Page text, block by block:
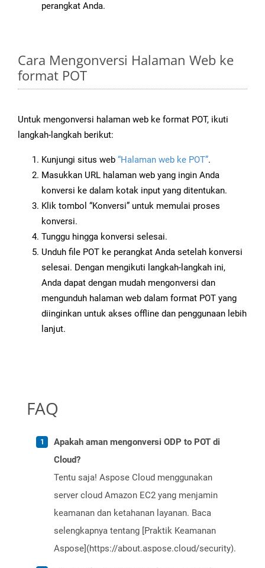
perangkat Anda.
Cara Mengonversi Halaman Web ke
format POT
Untuk mengonversi halaman web ke format POT, ikuti
langkah-langkah berikut:
Kunjungi situs web “Halaman web ke POT”.
Masukkan URL halaman web yang ingin Anda
konversi ke dalam kotak input yang ditentukan.
Klik tombol “Konversi” untuk memulai proses
konversi.
Tunggu hingga konversi selesai.
Unduh file POT ke perangkat Anda setelah konversi
selesai. Dengan mengikuti langkah-langkah ini,
Anda dapat dengan mudah mengonversi dan
mengunduh halaman web dalam format POT yang
diinginkan untuk akses offline dan penggunaan lebih
lanjut.
FAQ
Apakah aman mengonversi ODP to POT di
Cloud?
Tentu saja! Aspose Cloud menggunakan
server cloud Amazon EC2 yang menjamin
keamanan dan ketahanan layanan. Baca
selengkapnya tentang [Praktik Keamanan
Aspose](https://about.aspose.cloud/security).